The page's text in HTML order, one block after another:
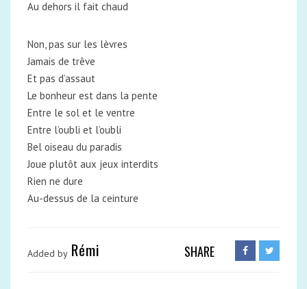
Au dehors il fait chaud
Non, pas sur les lèvres
Jamais de trêve
Et pas d’assaut
Le bonheur est dans la pente
Entre le sol et le ventre
Entre l’oubli et l’oubli
Bel oiseau du paradis
Joue plutôt aux jeux interdits
Rien ne dure
Au-dessus de la ceinture
Added by Rémi SHARE